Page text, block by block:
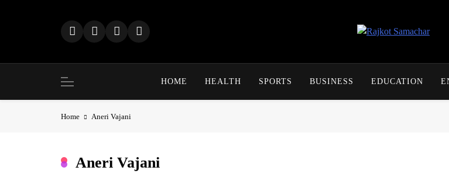
HOME HEALTH SPORTS BUSINESS EDUCATION
Home Aneri Vajani
Aneri Vajani